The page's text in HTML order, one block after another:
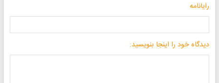
رایانامه
دیدگاه خود را اینجا بنویسید: